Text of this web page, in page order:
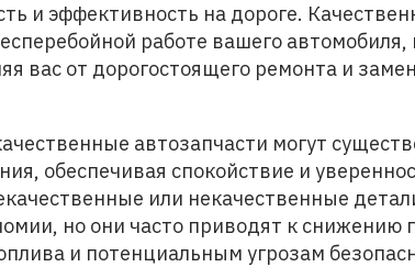
и эффективность на дороге.
работе вашего
вас от дорогостоящего ремонта и
автозапчасти могут
обеспечивая спокойствие и
или некачественные
но они часто приводят к снижению
и потенциальным угрозам